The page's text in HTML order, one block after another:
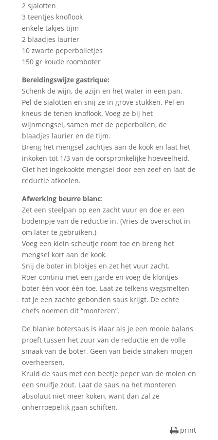
2 sjalotten
3 teentjes knoflook
enkele takjes tijm
2 blaadjes laurier
10 zwarte peperbolletjes
150 gr koude roomboter
Bereidingswijze gastrique:
Schenk de wijn, de azijn en het water in een pan.
Pel de sjalotten en snij ze in grove stukken. Pel en
kneus de tenen knoflook. Voeg ze bij het
wijnmengsel, samen met de peperbollen, de
blaadjes laurier en de tijm.
Breng het mengsel zachtjes aan de kook en laat het
inkoken tot 1/3 van de oorspronkelijke hoeveelheid.
Giet het ingekookte mengsel door een zeef en laat de
reductie afkoelen.
Afwerking beurre blanc:
Zet een steelpan op een zacht vuur en doe er een
bodempje van de reductie in. (Vries de overschot in
om later te gebruiken.)
Voeg een klein scheutje room toe en breng het
mengsel kort aan de kook.
Snij de boter in blokjes en zet het vuur zacht.
Roer continu met een garde en voeg de klontjes
boter één voor één toe. Laat ze telkens wegsmelten
tot je een zachte gebonden saus krijgt. De echte
chefs noemen dit “monteren”.
De blanke botersaus is klaar als je een mooie balans
proeft tussen het zuur van de reductie en de volle
smaak van de boter. Geen van beide smaken mogen
overheersen.
Kruid de saus met een beetje peper van de molen en
een snuifje zout. Laat de saus na het monteren
absoluut niet meer koken, want dan zal ze
onherroepelijk gaan schiften.
print